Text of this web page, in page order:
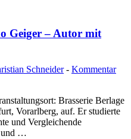
Geiger – Autor mit
Schneider- Kommentar
Brasserie Berlage
Vorarlberg, auf. Er studierte
und Vergleichende
und …